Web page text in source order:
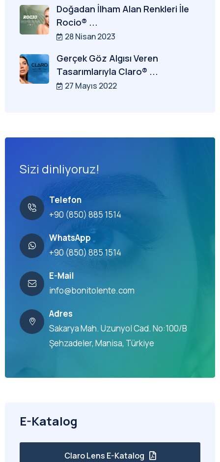
Doğadan İlham Alan Renkleri İle
Rocio® ...
28 Nisan 2023
Gerçek Göz Algısı Veren
Tasarımlarıyla Claro® ...
27 Mayıs 2022
Sizi dinliyoruz!
Telefon
+90 (850) 885 1514
WhatsApp
+90 (850) 885 1514
E-Mail
info@bonitolente.com
Adres
Sakarya Mah. Uzunyol Cad. No:100/B
Şehzadeler, Manisa, Türkiye
E-Katalog
Claro Lens E-Katalog